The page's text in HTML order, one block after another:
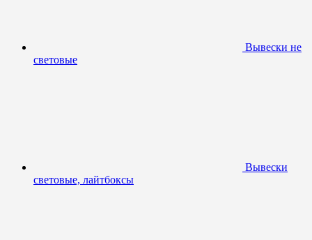
Вывески не
световые
Вывески
световые, лайтбоксы